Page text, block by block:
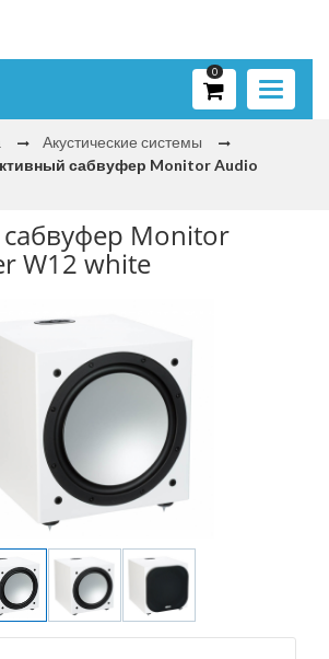
Toggle
0
Акустические системы
сабвуфер Monitor Audio
Monitor
W12 white